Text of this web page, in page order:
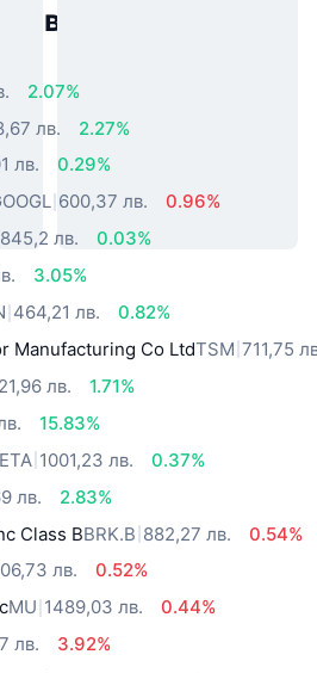
от реалния
2.07%
лв.
2.27%
лв.
0.29%
600,37 лв.
0.96%
845,2 лв.
0.03%
3.05%
464,21 лв.
0.82%
Manufacturing Co LtdTSM 711,75
лв.
1.71%
15.83%
1001,23 лв.
0.37%
лв.
2.83%
Class BBRK.B 882,27 лв.
0.54%
лв.
0.52%
MU 1489,03 лв.
0.44%
лв.
3.92%